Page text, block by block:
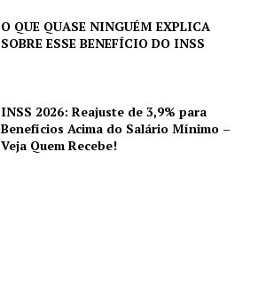
O QUE QUASE NINGUÉM EXPLICA
SOBRE ESSE BENEFÍCIO DO INSS
INSS 2026: Reajuste de 3,9% para
Benefícios Acima do Salário Mínimo –
Veja Quem Recebe!